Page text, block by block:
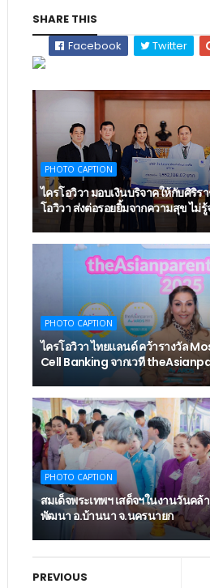
SHARE THIS
Facebook
Twitter
PHOTO CAPTION
ไครโอวิวา มอบเงินบริจาคให้กับศิริร
โอวิวา ส่งต่อรอยยิ้มจากความสุข ไม่
PHOTO CAPTION
ไครโอวิวา ไทยแลนด์ คว้ารางวัล
Cell Banking จากเวที
PHOTO CAPTION
สมเด็จพระเทพฯ เสด็จฯในงานวันค
พัฒนา อ.บ้านนา จ.นครนายก
PREVIOUS